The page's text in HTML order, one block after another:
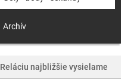
Archív
Reláciu najbližšie vysielame